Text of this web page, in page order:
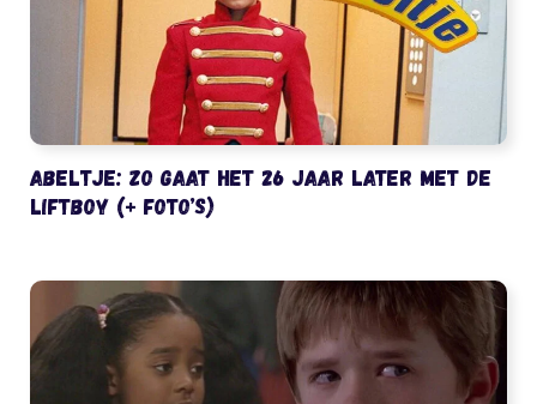
Abeltje: zo gaat het 26 jaar later met de
liftboy (+ foto’s)